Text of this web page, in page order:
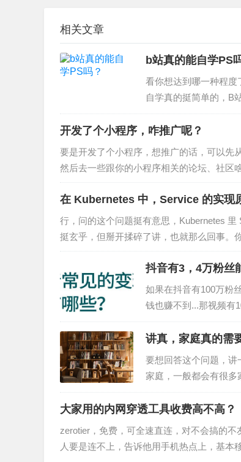
相关文章
b站真的能自学PS
看你想达到哪一种程度
自学真的挺简单的，B
师或者是商业修图师
开发了个小程序，咋推广呢？
要是开发了个小程序，想推广的话，可以先
然后去一些跟你的小程序相关的论坛、社区
他们觉得你的小程序不错，帮忙…
在 Kubernetes 中，Service 的实现
行，问的这个问题挺有意思，Kubernetes
挺玄乎，但掰开揉碎了讲，也就那么回事
的套路。…
抖音有3，4万粉丝
如果在抖音有100万粉
钱也赚不到...那视频有
[文章: 做为新手玩抖
讲真，家庭真的需
要想回答这个问题，讲
家庭，一般都会有很
柜，床头柜等等。 当
大家用的内网穿透工具收费高不高？
zerotier，免费，可全速直连，对不会搞的
人要是连不上，告诉他用手机热点上，基